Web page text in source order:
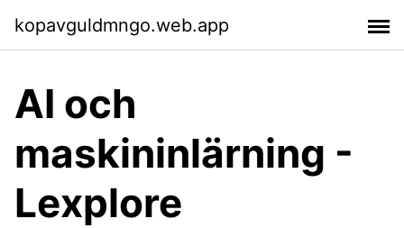
kopavguldmngo.web.app
AI och
maskininlärning -
Lexplore